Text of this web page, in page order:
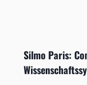
Silmo Paris: